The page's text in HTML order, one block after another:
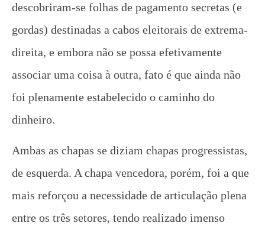
Movimento Negro e o Estado: entre a democracia e o
1 de
outubro
2024
UJC
descobriram-se folhas de pagamento secretas (e
gordas) destinadas a cabos eleitorais de extrema-
direita, e embora não se possa efetivamente
associar uma coisa à outra, fato é que ainda não
foi plenamente estabelecido o caminho do
dinheiro.
Ambas as chapas se diziam chapas progressistas,
de esquerda. A chapa vencedora, porém, foi a que
mais reforçou a necessidade de articulação plena
entre os três setores, tendo realizado imenso